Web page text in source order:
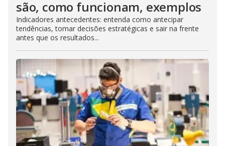
são, como funcionam, exemplos
Indicadores antecedentes: entenda como antecipar
tendências, tomar decisões estratégicas e sair na frente
antes que os resultados...